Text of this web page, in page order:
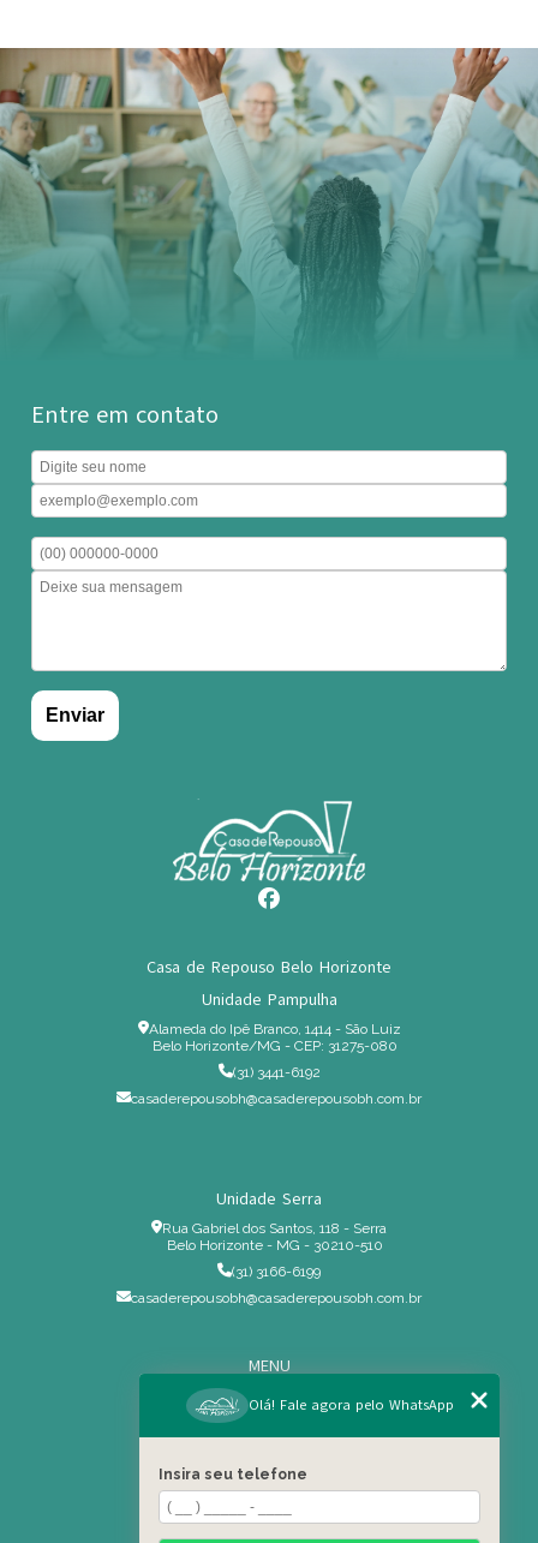
Entre em contato
Casa de Repouso Belo Horizonte
Unidade Pampulha
Alameda do Ipê Branco, 1414 - São Luiz
Belo Horizonte/MG - CEP: 31275-080
(31) 3441-6192
casaderepousobh@casaderepousobh.com.br
Unidade Serra
Rua Gabriel dos Santos, 118 - Serra
Belo Horizonte - MG - 30210-510
(31) 3166-6199
casaderepousobh@casaderepousobh.com.br
MENU
Home
Institucional
Serviços Especiais
Blog
Olá! Fale agora pelo WhatsApp
Insira seu telefone